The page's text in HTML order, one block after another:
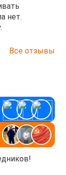
нет.
Все отзывы